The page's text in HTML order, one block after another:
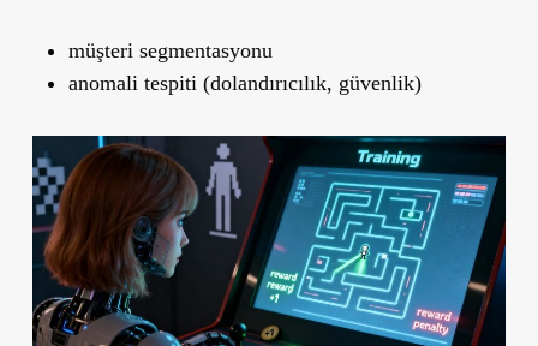
müşteri segmentasyonu
anomali tespiti (dolandırıcılık, güvenlik)